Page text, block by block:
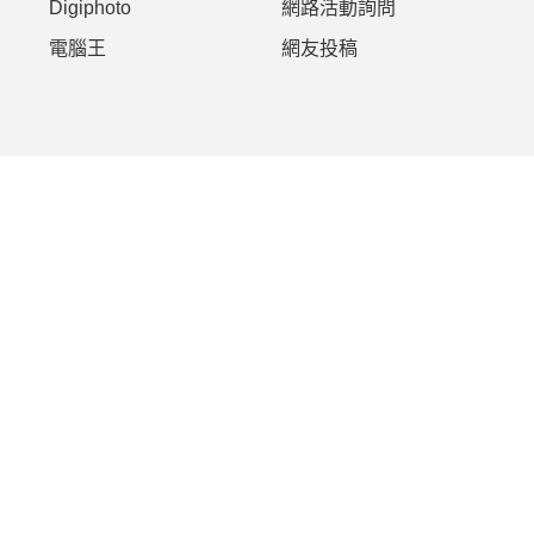
Digiphoto
電腦王
網路活動詢問
網友投稿